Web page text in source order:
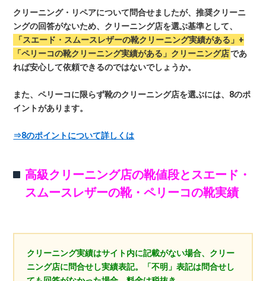
クリーニング・リペアについて問合せましたが、推奨クリーニ
ングの回答がないため、クリーニング店を選ぶ基準として、
「スエード・スムースレザーの靴クリーニング実績がある」+
「ペリーコの靴クリーニング実績がある」クリーニング店であ
れば安心して依頼できるのではないでしょうか。
また、ペリーコに限らず靴のクリーニング店を選ぶには、8のポ
イントがあります。
⇒8のポイントについて詳しくは
高級クリーニング店の靴値段とスエード・
スムースレザーの靴・ペリーコの靴実績
クリーニング実績はサイト内に記載がない場合、クリー
ニング店に問合せし実績表記。「不明」表記は問合せし